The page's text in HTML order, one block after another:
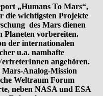
„Humans To Mars“,
die wichtigsten Projekte
des Mars dienen
Planeten vorbereiten.
der internationalen
u.a. namhafte
angehören.
Analog-Mission
Weltraum Forum
neben NASA und ESA